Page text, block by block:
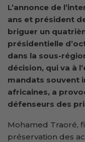
L’annonce de
ans et président
briguer un
présidentielle
dans la sous-
décision, qui va à
mandats souvent
africaines, a
défenseurs des
Mohamed Traoré,
préservation des